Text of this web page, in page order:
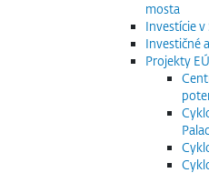
mosta
Investície
Investičné
Projekty EÚ